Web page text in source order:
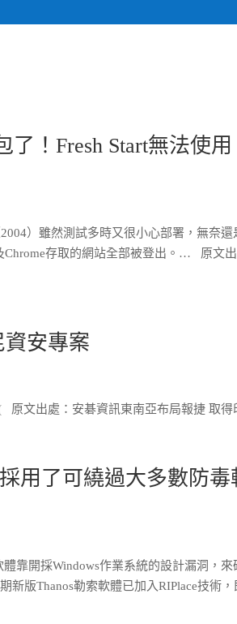
了！Fresh Start無法使用
）雖然測試多時又很小心部署，無奈還
Chrome存取的網站全部被登出。… 原文
安專案
文出處：安碁資訊東南亞布局報捷 取得
用了可繞過大多數防毒
靠開採Windows作業系統的設計漏洞，來
版Thanos勒索軟體已加入RIPlace技術，